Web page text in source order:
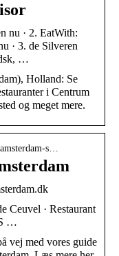
nu · 2. EatWith:
· 3. de Silveren
…
Holland: Se
i Centrum
og meget mere.
s…
Ceuvel · Restaurant
…
vej med vores guide